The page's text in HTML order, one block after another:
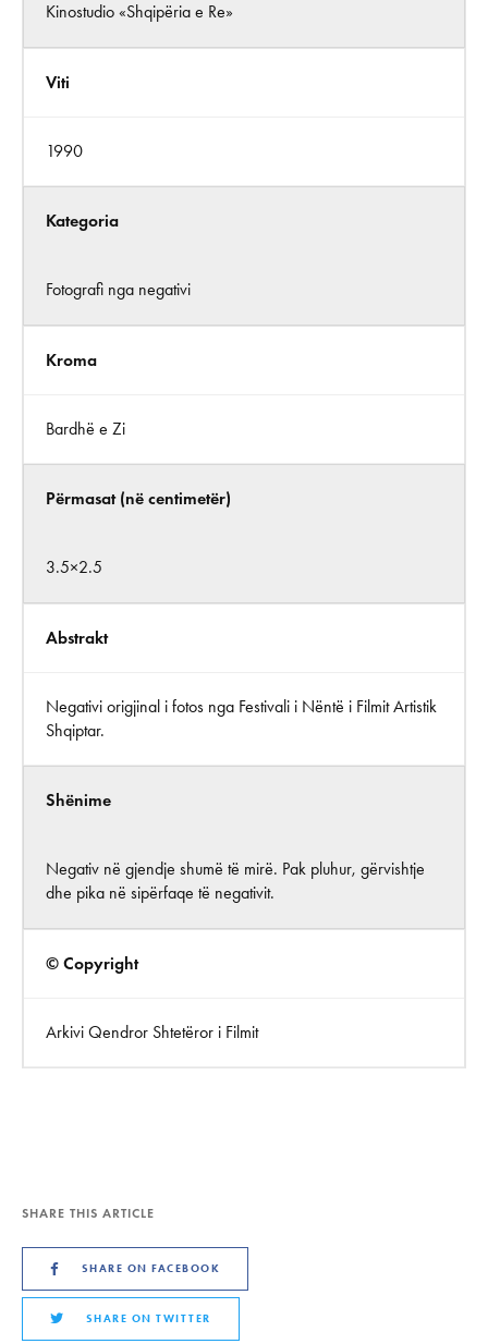
Kinostudio «Shqipëria e Re»
Viti
1990
Kategoria
Fotografi nga negativi
Kroma
Bardhë e Zi
Përmasat (në centimetër)
3.5×2.5
Abstrakt
Negativi origjinal i fotos nga Festivali i Nëntë i Filmit Artistik
Shqiptar.
Shënime
Negativ në gjendje shumë të mirë. Pak pluhur, gërvishtje
dhe pika në sipërfaqe të negativit.
© Copyright
Arkivi Qendror Shtetëror i Filmit
SHARE THIS ARTICLE
SHARE ON FACEBOOK
SHARE ON TWITTER